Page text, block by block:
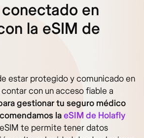
en
la eSIM de
estar protegido y comunicado en
con un acceso fiable a
gestionar tu seguro médico
laeSIM de Holafly
te permite tener datos